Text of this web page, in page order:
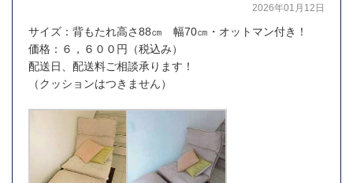
2026年01月12日
サイズ：背もたれ高さ88㎝ 幅70㎝・オットマン付き！
価格：６，６００円（税込み）
配送日、配送料ご相談承ります！
（クッションはつきません）